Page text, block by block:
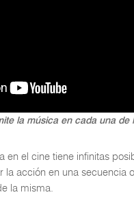
la música en cada una de
en el cine tiene infinitas
la acción en una secuencia
la misma.